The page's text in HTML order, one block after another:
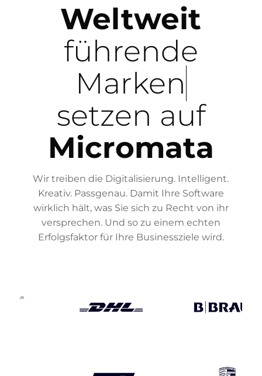
Weltweit
führende
Marken
setzen auf
Micromata
Wir treiben die Digitalisierung. Intelligent.
Kreativ. Passgenau. Damit Ihre Software
wirklich hält, was Sie sich zu Recht von ihr
versprechen. Und so zu einem echten
Erfolgsfaktor für Ihre Businessziele wird.